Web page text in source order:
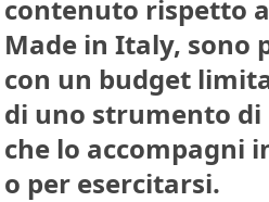
contenuto rispetto
Made in Italy, sono
con un budget
di uno strumento
che lo accompagni
o per esercitarsi.